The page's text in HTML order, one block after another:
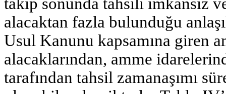
alacaktan fazla bulunduğu
Usul Kanunu kapsamına giren
alacaklarından, amme
tarafından tahsil zamanaşımı